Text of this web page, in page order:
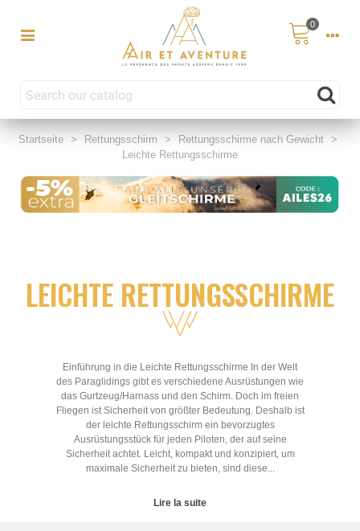
0
Startseite > Rettungsschirm > Rettungsschirme nach Gewicht >
Leichte Rettungsschirme
LEICHTE RETTUNGSSCHIRME
Einführung in die Leichte Rettungsschirme In der Welt
des Paraglidings gibt es verschiedene Ausrüstungen wie
das Gurtzeug/Harnass und den Schirm. Doch im freien
Fliegen ist Sicherheit von größter Bedeutung. Deshalb ist
der leichte Rettungsschirm ein bevorzugtes
Ausrüstungsstück für jeden Piloten, der auf seine
Sicherheit achtet. Leicht, kompakt und konzipiert, um
maximale Sicherheit zu bieten, sind diese...
Lire la suite